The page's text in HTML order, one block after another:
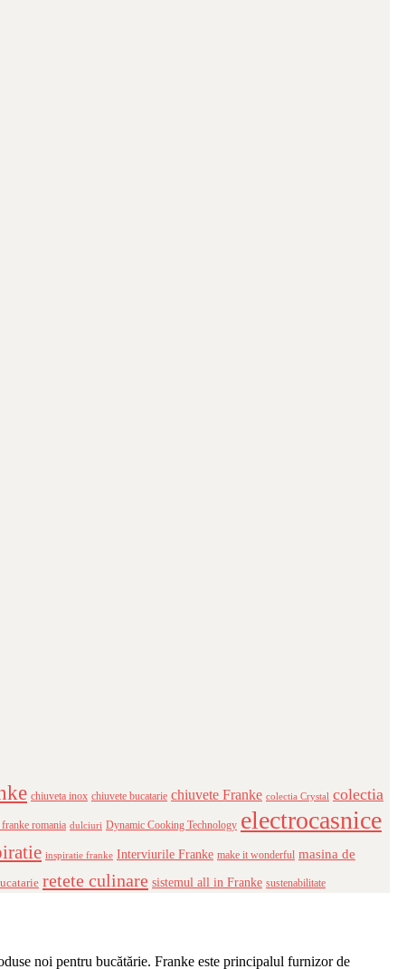
chiuveta inox chiuvete bucatarie chiuvete Franke colectia Crystal colectia
franke romania dulciuri Dynamic Cooking Technology electrocasnice
inspiratie franke Interviurile Franke make it wonderful masina de
retete culinare sistemul all in Franke sustenabilitate
noi pentru bucătărie. Franke este principalul furnizor de